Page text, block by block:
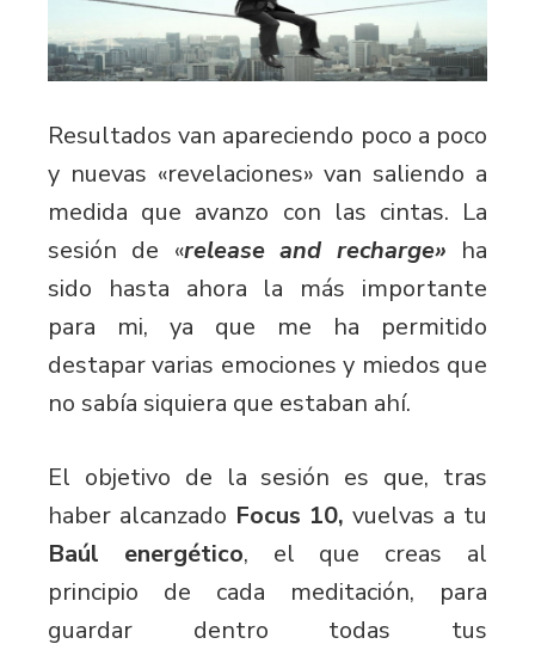
Resultados van apareciendo poco a poco
y nuevas «revelaciones» van saliendo a
medida que avanzo con las cintas. La
sesión de «release and recharge» ha
sido hasta ahora la más importante
para mi, ya que me ha permitido
destapar varias emociones y miedos que
no sabía siquiera que estaban ahí.
El objetivo de la sesión es que, tras
haber alcanzado Focus 10, vuelvas a tu
Baúl energético, el que creas al
principio de cada meditación, para
guardar dentro todas tus